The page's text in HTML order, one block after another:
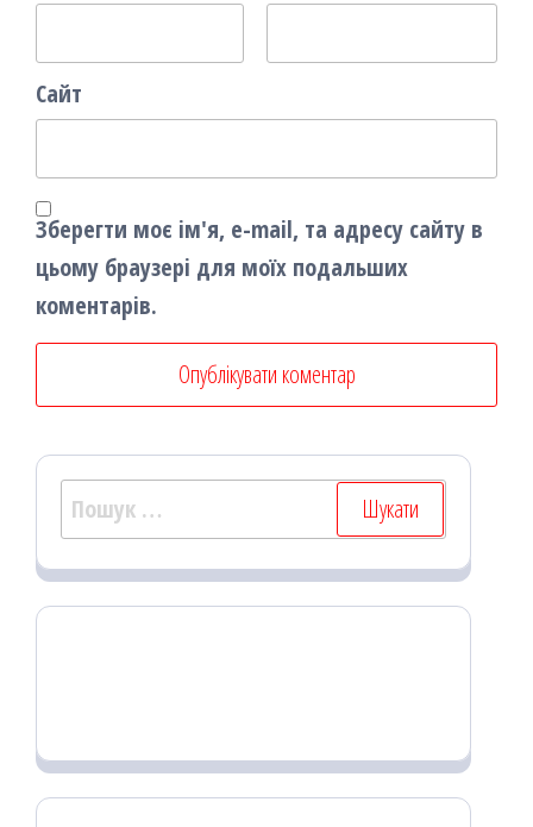
Сайт
Зберегти моє ім'я, e-mail, та адресу сайту в
цьому браузері для моїх подальших
коментарів.
Пошук: